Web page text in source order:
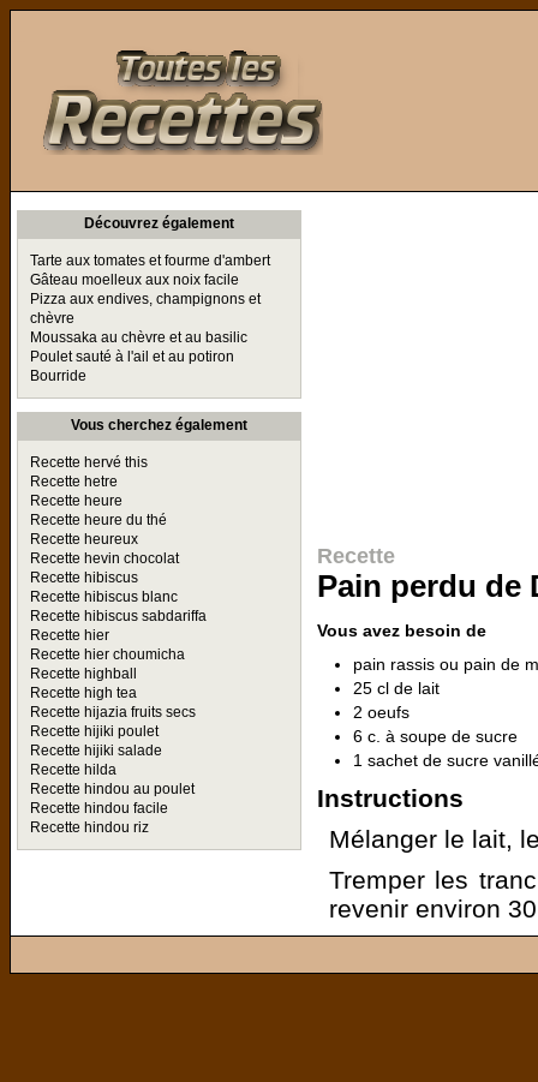
Découvrez également
Tarte aux tomates et fourme d'ambert
Gâteau moelleux aux noix facile
Pizza aux endives, champignons et
chèvre
Moussaka au chèvre et au basilic
Poulet sauté à l'ail et au potiron
Bourride
Vous cherchez également
Recette hervé this
Recette hetre
Recette heure
Recette heure du thé
Recette heureux
Recette hevin chocolat
Recette hibiscus
Recette hibiscus blanc
Recette hibiscus sabdariffa
Recette hier
Recette hier choumicha
Recette highball
Recette high tea
Recette hijazia fruits secs
Recette hijiki poulet
Recette hijiki salade
Recette hilda
Recette hindou au poulet
Recette hindou facile
Recette hindou riz
Recette
Pain perdu de
Vous avez besoin de
pain rassis ou pain de
25 cl de lait
2 oeufs
6 c. à soupe de sucre
1 sachet de sucre
Instructions
Mélanger le lait,
Tremper les
revenir environ